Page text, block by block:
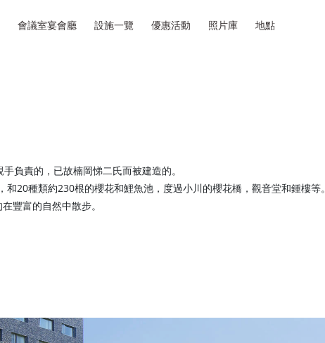
會議室宴會廳 設施一覽 優惠活動 照片庫 地點
負責的，已故楠岡悌二氏而被建造的。
20種類約230根的櫻花和鯉魚池，度過小川的櫻花橋，觀音堂和鍾樓等。
豐富的自然中散步。